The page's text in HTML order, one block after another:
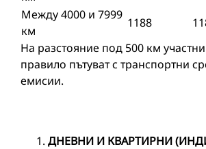
Между 4000 и 7999
км
1188
На разстояние под 500 км
правило пътуват с транспортни
емисии.
ДНЕВНИ И КВАРТИРНИ(